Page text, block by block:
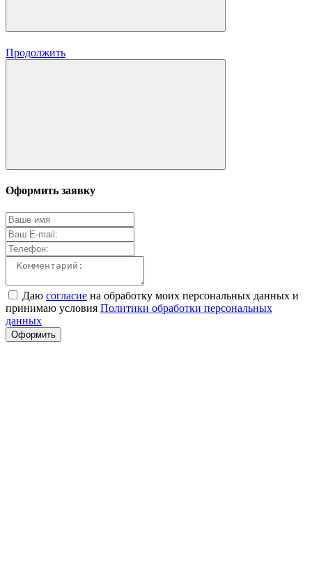
Продолжить
Оформить заявку
Даю согласие на обработку моих персональных данных и
принимаю условия Политики обработки персональных
данных
Оформить